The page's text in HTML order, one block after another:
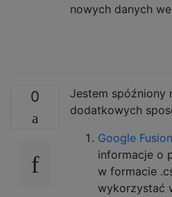
nowych danych
0
Jestem spóźniony
dodatkowych
Google
informacje o
w formacie
wykorzystać